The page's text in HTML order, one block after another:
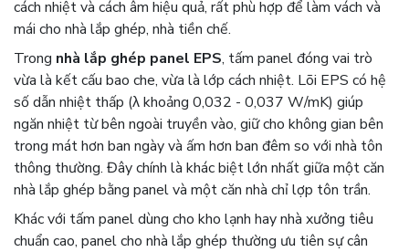
cách nhiệt và cách âm hiệu quả, rất phù hợp để làm vách và
mái cho nhà lắp ghép, nhà tiền chế.
Trong nhà lắp ghép panel EPS, tấm panel đóng vai trò
vừa là kết cấu bao che, vừa là lớp cách nhiệt. Lõi EPS có hệ
số dẫn nhiệt thấp (λ khoảng 0,032 - 0,037 W/mK) giúp
ngăn nhiệt từ bên ngoài truyền vào, giữ cho không gian bên
trong mát hơn ban ngày và ấm hơn ban đêm so với nhà tôn
thông thường. Đây chính là khác biệt lớn nhất giữa một căn
nhà lắp ghép bằng panel và một căn nhà chỉ lợp tôn trần.
Khác với tấm panel dùng cho kho lạnh hay nhà xưởng tiêu
chuẩn cao, panel cho nhà lắp ghép thường ưu tiên sự cân